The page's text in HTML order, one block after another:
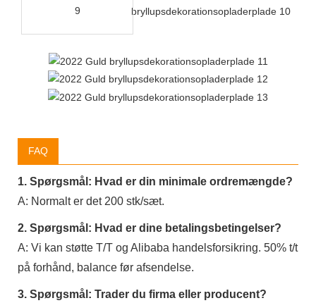
FAQ
1. Spørgsmål: Hvad er din minimale ordremængde?
A: Normalt er det 200 stk/sæt.
2. Spørgsmål: Hvad er dine betalingsbetingelser?
A: Vi kan støtte T/T og Alibaba handelsforsikring. 50% t/t
på forhånd, balance før afsendelse.
3. Spørgsmål: Trader du firma eller producent?